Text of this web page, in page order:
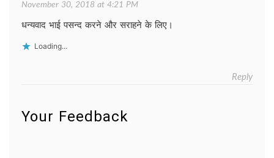
November 30, 2018 at 4:21 PM
धन्यवाद भाई पसन्द करने और सराहने के लिए।
Loading...
Reply
Your Feedback